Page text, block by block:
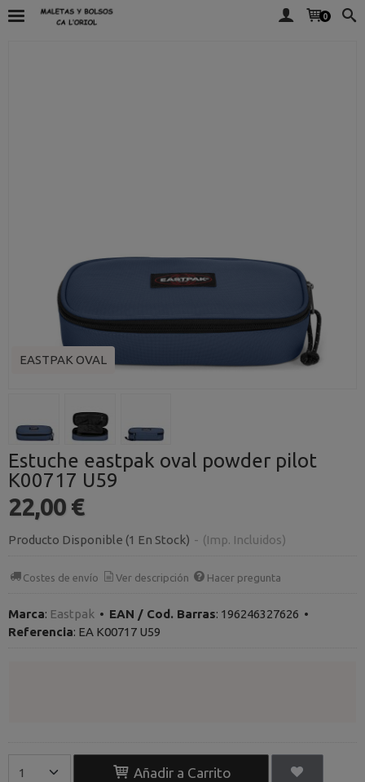
0
EASTPAK OVAL
Estuche eastpak oval powder pilot
K00717 U59
22,00 €
Producto Disponible (1 En Stock) - (Imp. Incluidos)
Costes de envío Ver descripción Hacer pregunta
Marca: Eastpak • EAN / Cod. Barras: 196246327626 •
Referencia: EA K00717 U59
Añadir a Carrito